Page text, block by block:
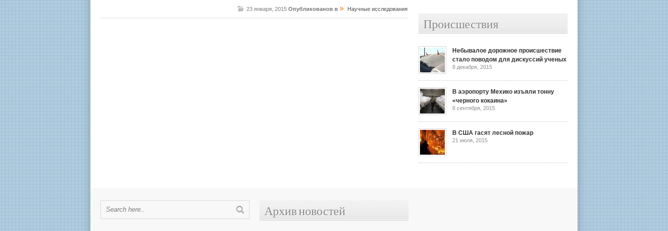
23 января, 2015 Опубликованов в » Научные исследования
Происшествия
Небывалое дорожное происшествие
стало поводом для дискуссий ученых
8 декабря, 2015
В аэропорту Мехико изъяли тонну
«черного кокаина»
8 сентября, 2015
В США гасят лесной пожар
21 июля, 2015
Архив новостей